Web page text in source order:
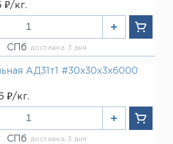
₽/кг.
СПб доставка 3 дня
АД31т1 #30х30х3х6000
₽/кг.
СПб доставка 3 дня